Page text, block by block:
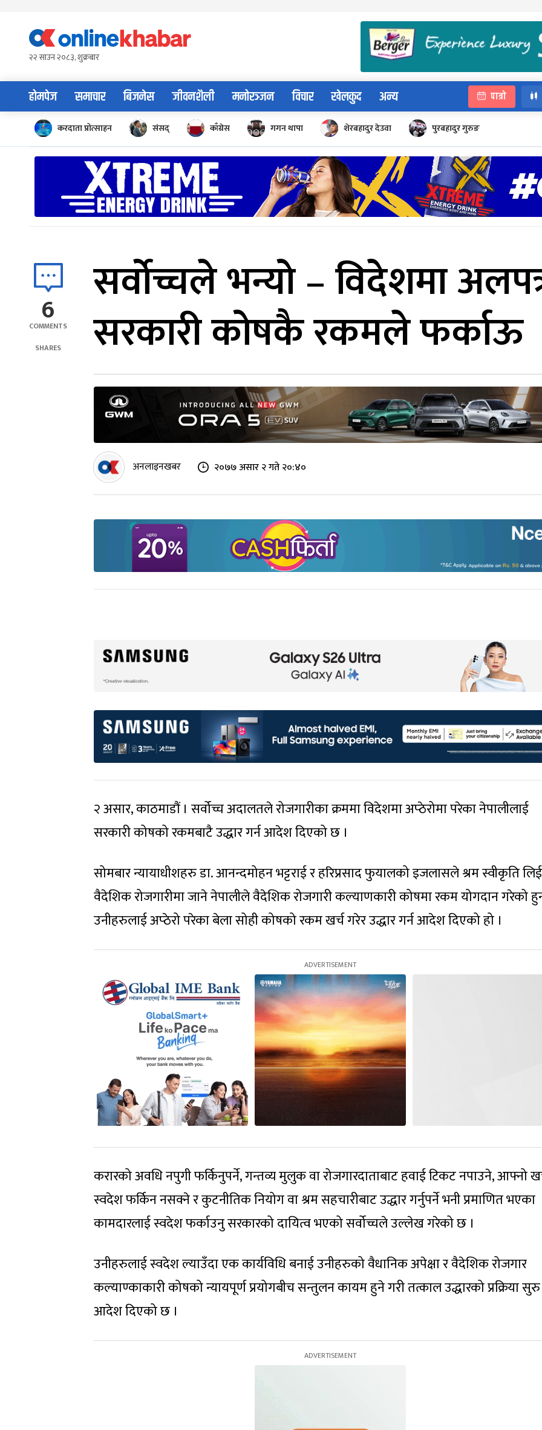
content२२ साउन २०८३, शुक्रबार
होमपेज समाचार बिजनेस जीवनशैली मनोरञ्जन विचार खेलकुद अन्य पात्रो
करदाता प्रोत्साहन संसद् काँग्रेस गगन थापा शेरबहादुर देउवा पुरबहादुर गुरुङ
6
COMMENTS
SHARES
सर्वोच्चले भन्यो – विदेशमा
सरकारी कोषकै रकमले फर्काऊ
अनलाइनखबर २०७७ असार २ गते २०:४०
२ असार, काठमाडौं । सर्वोच्च अदालतले रोजगारीका क्रममा विदेशमा अप्ठेरोमा परेका नेपालीलाई
सरकारी कोषको रकमबाटै उद्धार गर्न आदेश दिएको छ ।
सोमबार न्यायाधीशहरु डा. आनन्दमोहन भट्टराई र हरिप्रसाद फुयालको इजलासले श्रम स्वीकृति लिई
वैदेशिक रोजगारीमा जाने नेपालीले वैदेशिक रोजगारी कल्याणकारी कोषमा रकम योगदान गरेको
उनीहरुलाई अप्ठेरो परेका बेला सोही कोषको रकम खर्च गरेर उद्धार गर्न आदेश दिएको हो ।
करारको अवधि नपुगी फर्किनुपर्ने, गन्तव्य मुलुक वा रोजगारदाताबाट हवाई टिकट नपाउने, आफ्नो
स्वदेश फर्किन नसक्ने र कुटनीतिक नियोग वा श्रम सहचारीबाट उद्धार गर्नुपर्ने भनी प्रमाणित भएका
कामदारलाई स्वदेश फर्काउनु सरकारको दायित्व भएको सर्वोच्चले उल्लेख गरेको छ ।
उनीहरुलाई स्वदेश ल्याउँदा एक कार्यविधि बनाई उनीहरुको वैधानिक अपेक्षा र वैदेशिक रोजगार
कल्याण्काकारी कोषको न्यायपूर्ण प्रयोगबीच सन्तुलन कायम हुने गरी तत्काल उद्धारको प्रक्रिया सुरु
आदेश दिएको छ ।